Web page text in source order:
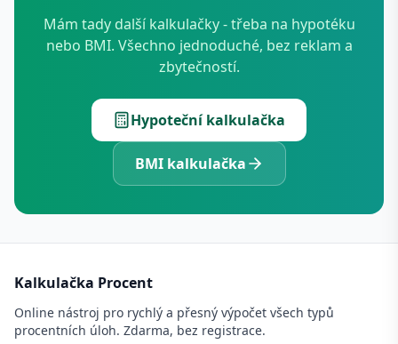
Mám tady další kalkulačky - třeba na hypotéku
nebo BMI. Všechno jednoduché, bez reklam a
zbytečností.
Hypoteční kalkulačka
BMI kalkulačka
Kalkulačka Procent
Online nástroj pro rychlý a přesný výpočet všech typů
procentních úloh. Zdarma, bez registrace.